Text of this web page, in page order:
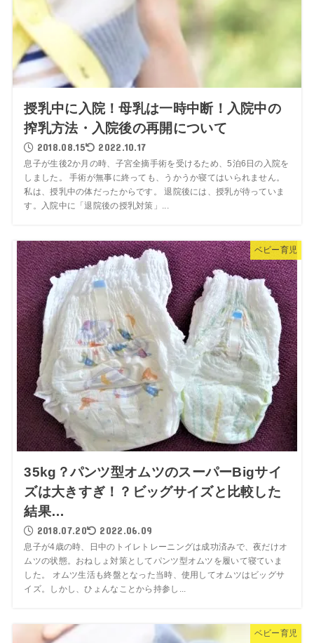
授乳中に入院！母乳は一時中断！入院中の
搾乳方法・入院後の再開について
2018.08.15 2022.10.17
息子が生後2か月の時、子宮全摘手術を受けるため、5泊6日の入院を
しました。 手術が無事に終っても、うかうか寝てはいられません。
私は、授乳中の体だったからです。 退院後には、授乳が待っていま
す。入院中に「退院後の授乳対策」...
ベビー育児
35kg？パンツ型オムツのスーパーBigサイ
ズは大きすぎ！？ビッグサイズと比較した
結果…
2018.07.20 2022.06.09
息子が4歳の時、日中のトイレトレーニングは成功済みで、夜だけオ
ムツの状態。おねしょ対策としてパンツ型オムツを履いて寝ていま
した。 オムツ生活も終盤となった当時、使用してオムツはビッグサ
イズ。しかし、ひょんなことから持参し...
ベビー育児